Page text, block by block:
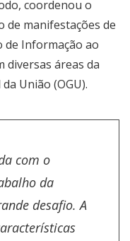
coordenou o
de manifestações de
de Informação ao
diversas áreas da
União (OGU).
com o
da
desafio. A